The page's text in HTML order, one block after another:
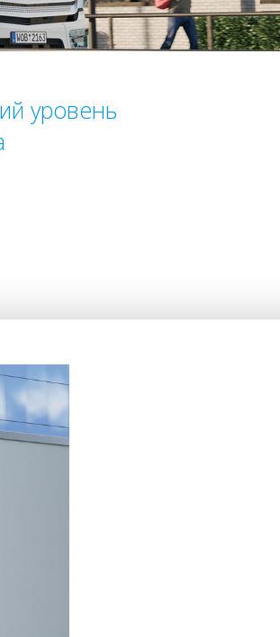
уровень